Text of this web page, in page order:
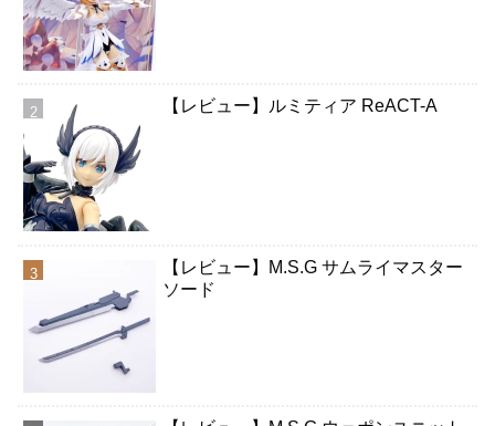
【レビュー】ルミティア ReACT-A
【レビュー】M.S.G サムライマスター
ソード